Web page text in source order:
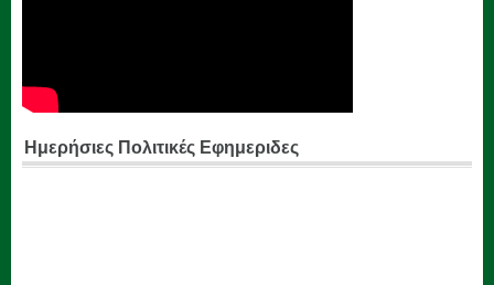
Ημερήσιες Πολιτικές Εφημεριδες